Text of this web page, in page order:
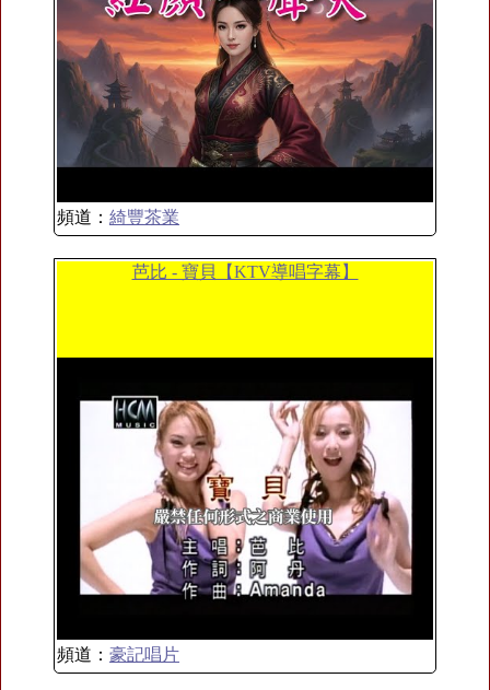
頻道： 綺豐茶業
芭比 - 寶貝【KTV導唱字幕】
頻道： 豪記唱片